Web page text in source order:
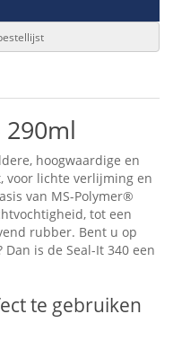
aan bestellijst
290ml
hoogwaardige en
voor lichte verlijming en
van MS-Polymer®
tot een
rubber. Bent u op
Dan is de Seal-It 340 een
te gebruiken